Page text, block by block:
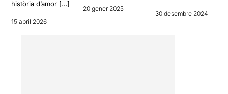
història d’amor […]
15 abril 2026
20 gener 2025
30 desembre 2024